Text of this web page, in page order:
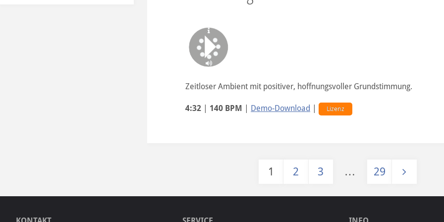
Zeitloser Ambient mit positiver, hoffnungsvoller Grundstimmung.
4:32 140 BPM Demo-Download Lizenz
Seitennummerierung der
1 2 3 … 29